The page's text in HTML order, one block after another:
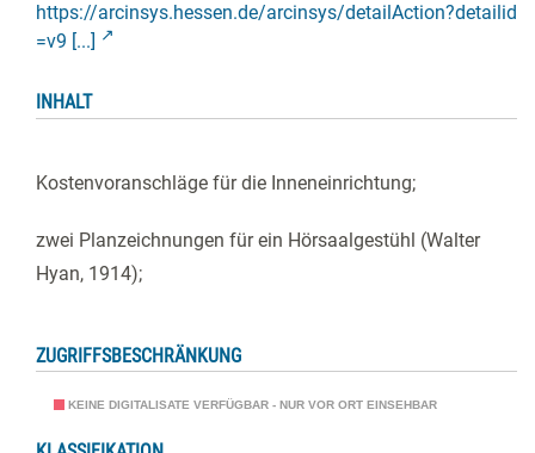
https://arcinsys.hessen.de/arcinsys/detailAction?detailid
=v9 [...]
INHALT
Kostenvoranschläge für die Inneneinrichtung;
zwei Planzeichnungen für ein Hörsaalgestühl (Walter
Hyan, 1914);
ZUGRIFFSBESCHRÄNKUNG
KEINE DIGITALISATE VERFÜGBAR - NUR VOR ORT EINSEHBAR